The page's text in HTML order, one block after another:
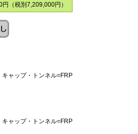
（税別7,209,000円）
ャップ・トンネル=FRP
ャップ・トンネル=FRP